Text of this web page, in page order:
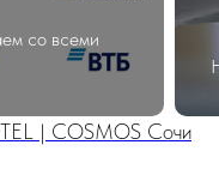
со всеми
| COSMOS Сочи